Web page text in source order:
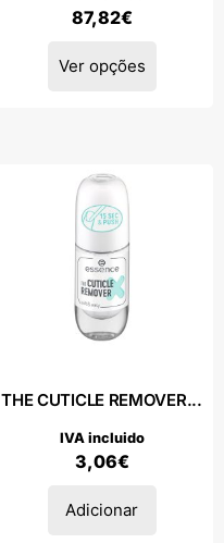
87,82€
Ver opções
THE CUTICLE REMOVER...
3,06€
IVA incluido
Adicionar